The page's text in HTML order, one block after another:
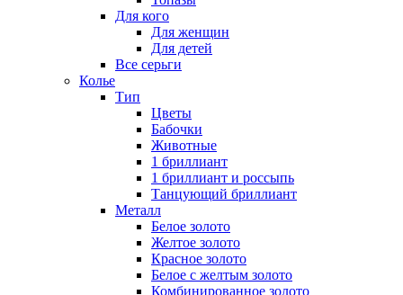
Для кого
Для женщин
Для детей
Все серьги
Колье
Тип
Цветы
Бабочки
Животные
1 бриллиант
1 бриллиант и россыпь
Танцующий бриллиант
Металл
Белое золото
Желтое золото
Красное золото
Белое с желтым золото
Комбинированное золото